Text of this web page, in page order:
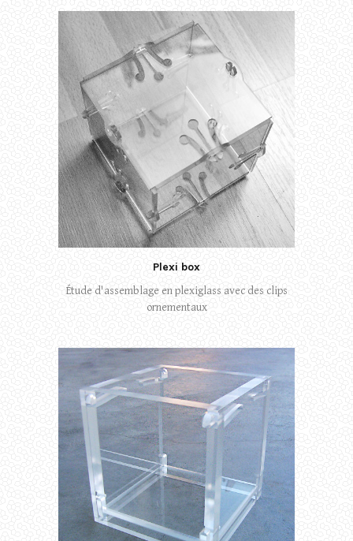
Plexi box
Étude d'assemblage en plexiglass avec des clips
ornementaux